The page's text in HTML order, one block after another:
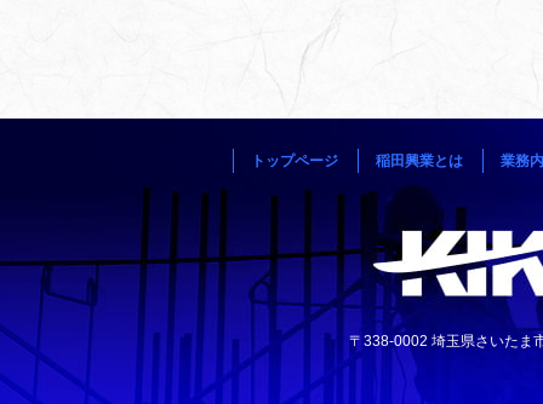
トップページ 稲田興業とは 業務
〒338-0002 埼玉県さいた